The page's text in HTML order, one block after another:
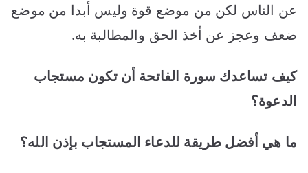
عن الناس لكن من موضع قوة وليس أبدا من موضع
ضعف وعجز عن أخذ الحق والمطالبة به.
كيف تساعدك سورة الفاتحة أن تكون مستجاب
الدعوة؟
ما هي أفضل طريقة للدعاء المستجاب بإذن الله؟